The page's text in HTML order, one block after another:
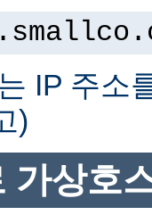
IP 주소
)
가상호